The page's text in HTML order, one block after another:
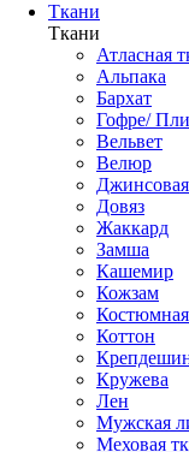
Ткани
Ткани
Атласная
Альпака
Бархат
Гофре/
Вельвет
Велюр
Довяз
Жаккард
Замша
Кашемир
Кожзам
Коттон
Кружева
Лен
Мужская
Меховая